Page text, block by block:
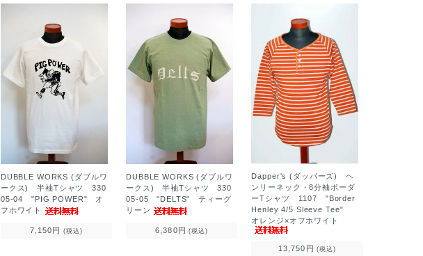
DUBBLE WORKS (ダブルワ
ークス) 半袖Tシャツ 330
05-04 "PIG POWER" オ
フホワイト
7,150円 (税込)
DUBBLE WORKS (ダブルワ
ークス) 半袖Tシャツ 330
05-05 "DELTS" ティーグ
リーン
6,380円 (税込)
Dapper's (ダッパーズ) ヘ
ンリーネック・8分袖ボーダ
ーTシャツ 1107 "Border
Henley 4/5 Sleeve Tee"
オレンジ×オフホワイト
13,750円 (税込)